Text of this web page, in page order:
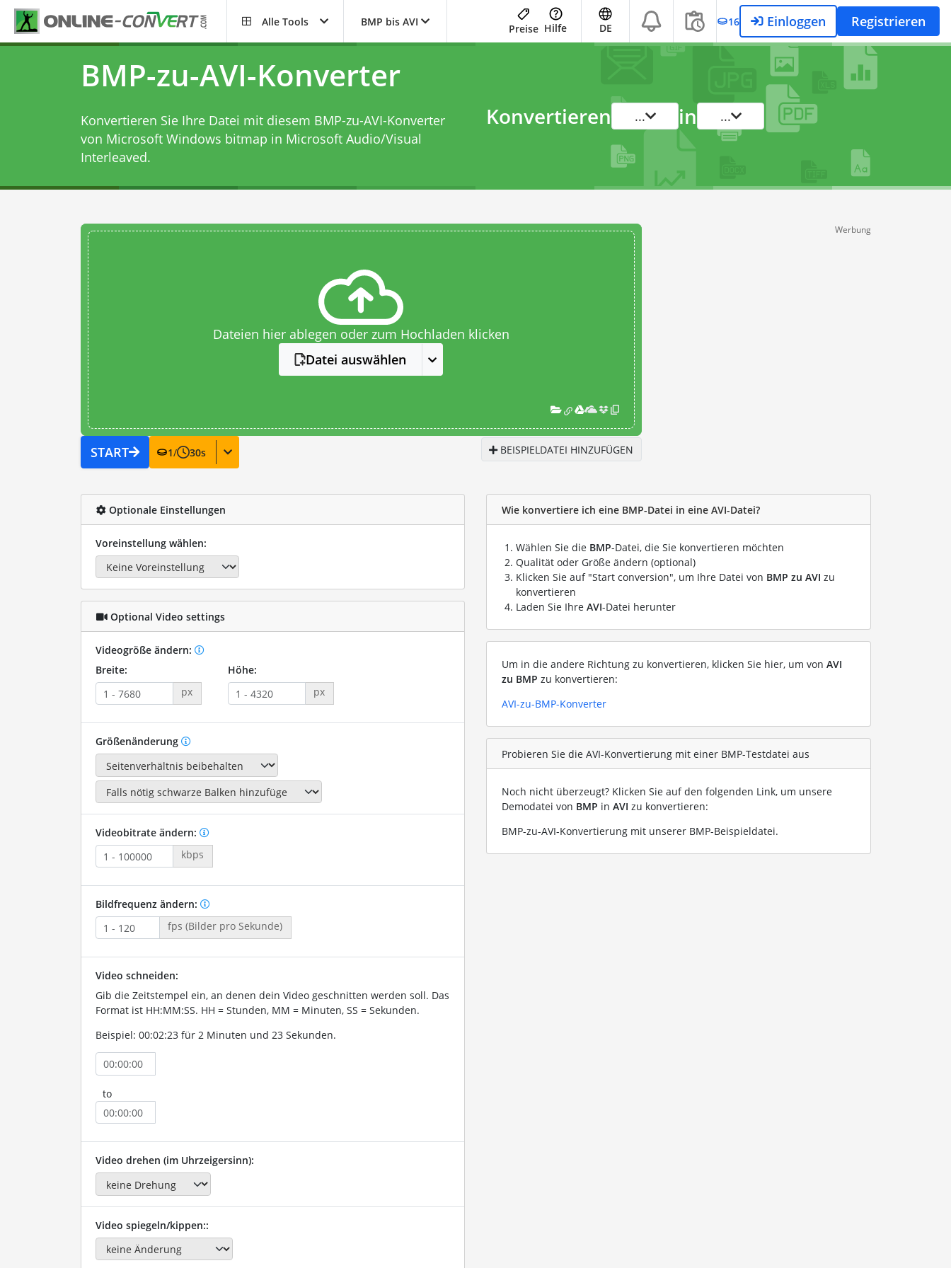
Alle Tools BMP bis AVI
Preise Hilfe DE 16 Einloggen Registrieren
BMP-zu-AVI-Konverter
Konvertieren Sie Ihre Datei mit diesem BMP-zu-AVI-Konverter
von Microsoft Windows bitmap in Microsoft Audio/Visual
Interleaved.
Konvertieren ... in ...
Dateien hier ablegen oder zum Hochladen klicken
Datei auswählen
START 1/ 30s BEISPIELDATEI HINZUFÜGEN
Werbung
Optionale Einstellungen
Voreinstellung wählen:
Optional Video settings
Videogröße ändern:
Breite:
px
Höhe:
px
Größenänderung
Videobitrate ändern:
kbps
Bildfrequenz ändern:
fps (Bilder pro Sekunde)
Video schneiden:
Gib die Zeitstempel ein, an denen dein Video geschnitten werden soll. Das
Format ist HH:MM:SS. HH = Stunden, MM = Minuten, SS = Sekunden.
Beispiel: 00:02:23 für 2 Minuten und 23 Sekunden.
to
Video drehen (im Uhrzeigersinn):
Video spiegeln/kippen::
Wie konvertiere ich eine BMP-Datei in eine AVI-Datei?
Wählen Sie die BMP-Datei, die Sie konvertieren möchten
Qualität oder Größe ändern (optional)
Klicken Sie auf "Start conversion", um Ihre Datei von BMP zu AVI zu
konvertieren
Laden Sie Ihre AVI-Datei herunter
Um in die andere Richtung zu konvertieren, klicken Sie hier, um von AVI
zu BMP zu konvertieren:
AVI-zu-BMP-Konverter
Probieren Sie die AVI-Konvertierung mit einer BMP-Testdatei aus
Noch nicht überzeugt? Klicken Sie auf den folgenden Link, um unsere
Demodatei von BMP in AVI zu konvertieren:
BMP-zu-AVI-Konvertierung mit unserer BMP-Beispieldatei.